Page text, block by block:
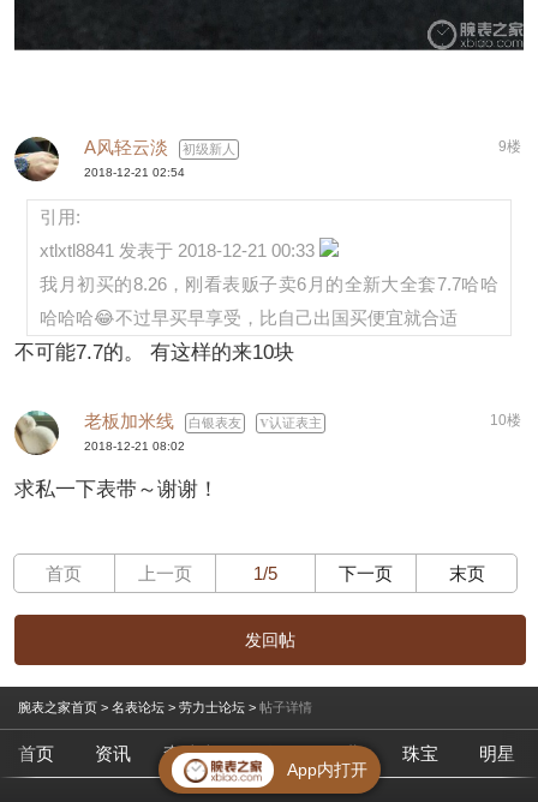
A风轻云淡 初级新人 9楼
2018-12-21 02:54
引用:
xtlxtl8841 发表于 2018-12-21 00:33
我月初买的8.26，刚看表贩子卖6月的全新大全套7.7哈哈
哈哈哈😂不过早买早享受，比自己出国买便宜就合适
不可能7.7的。 有这样的来10块
老板加米线 白银表友 认证表主 10楼
2018-12-21 08:02
求私一下表带～谢谢！
首页 上一页 1/5 下一页 末页
发回帖
腕表之家首页 > 名表论坛 > 劳力士论坛 > 帖子详情
首页 资讯 查腕表 论坛 作业 珠宝 明星
App内打开